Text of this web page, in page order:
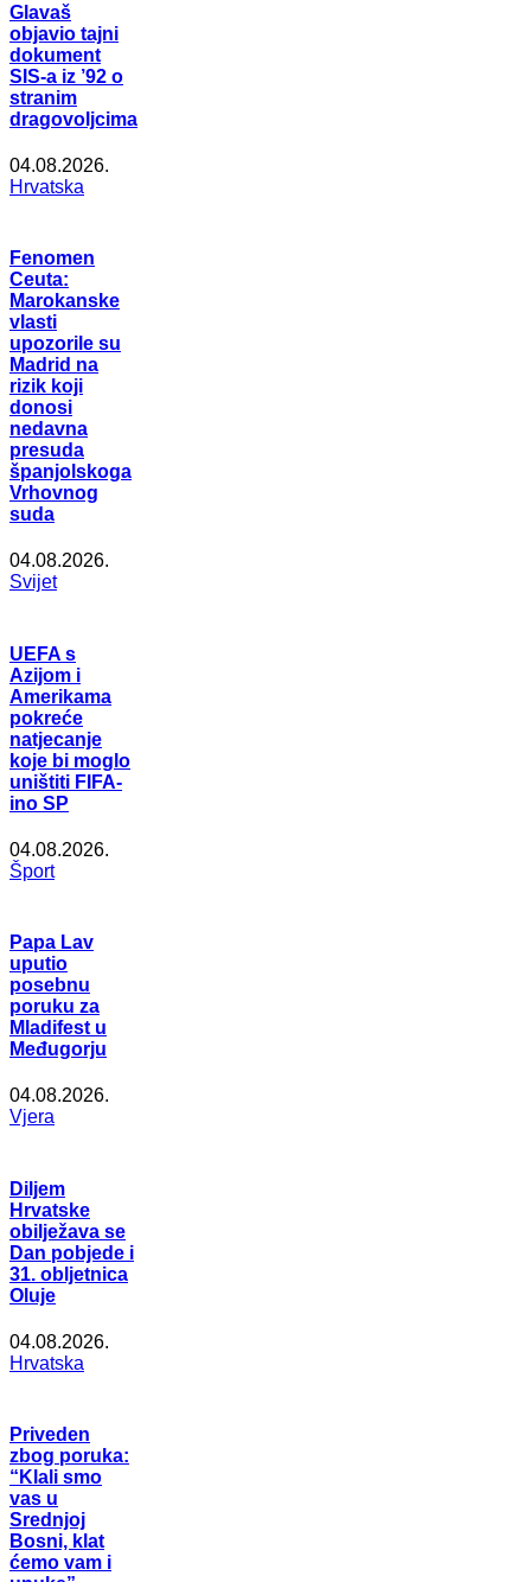
Glavaš
objavio tajni
dokument
SIS-a iz ’92 o
stranim
dragovoljcima
04.08.2026.
Hrvatska
Fenomen
Ceuta:
Marokanske
vlasti
upozorile su
Madrid na
rizik koji
donosi
nedavna
presuda
španjolskoga
Vrhovnog
suda
04.08.2026.
Svijet
UEFA s
Azijom i
Amerikama
pokreće
natjecanje
koje bi moglo
uništiti FIFA-
ino SP
04.08.2026.
Šport
Papa Lav
uputio
posebnu
poruku za
Mladifest u
Međugorju
04.08.2026.
Vjera
Diljem
Hrvatske
obilježava se
Dan pobjede i
31. obljetnica
Oluje
04.08.2026.
Hrvatska
Priveden
zbog poruka:
“Klali smo
vas u
Srednjoj
Bosni, klat
ćemo vam i